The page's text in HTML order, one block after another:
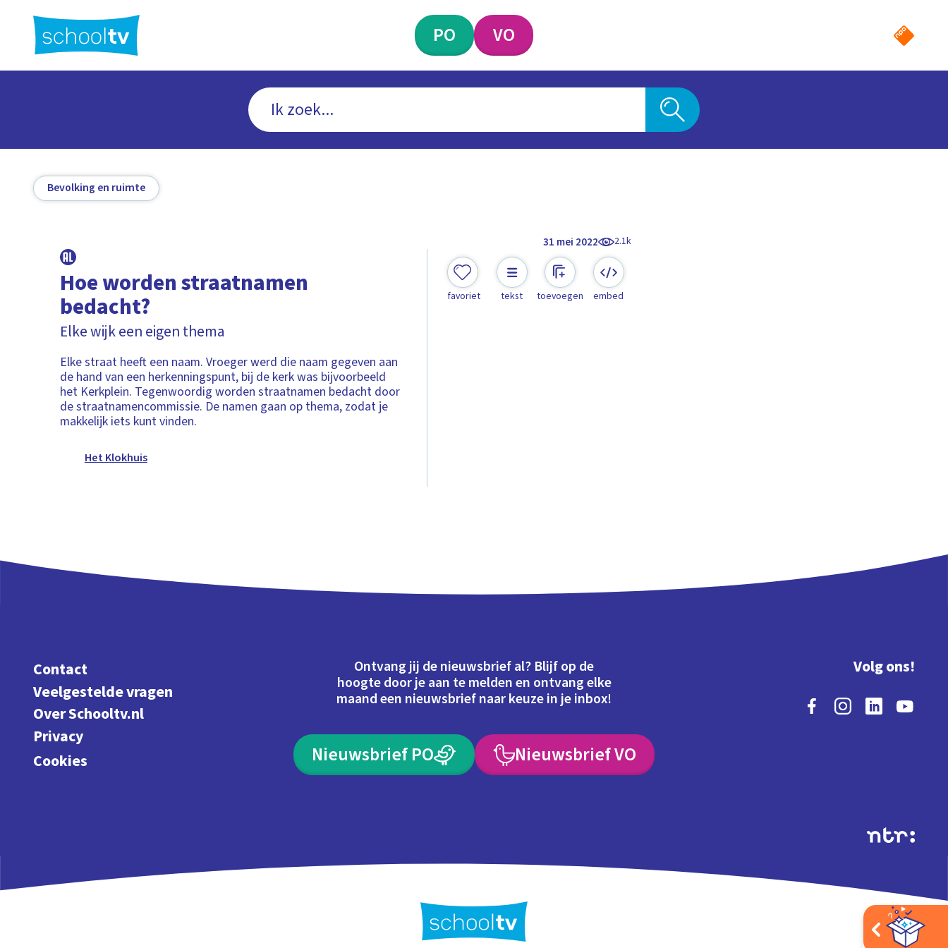
hoofdinhoud
PO VO
Bevolking en ruimte
31 mei 2022 2.1k
Hoe worden straatnamen
bedacht?
Elke wijk een eigen thema
Elke straat heeft een naam. Vroeger werd die naam gegeven aan
de hand van een herkenningspunt, bij de kerk was bijvoorbeeld
het Kerkplein. Tegenwoordig worden straatnamen bedacht door
de straatnamencommissie. De namen gaan op thema, zodat je
makkelijk iets kunt vinden.
Het Klokhuis
favoriet tekst toevoegen embed
Contact
Veelgestelde vragen
Over Schooltv.nl
Privacy
Cookies
Ontvang jij de nieuwsbrief al? Blijf op de
hoogte door je aan te melden en ontvang elke
maand een nieuwsbrief naar keuze in je inbox!
Nieuwsbrief PO Nieuwsbrief VO
Volg ons!
Extra's